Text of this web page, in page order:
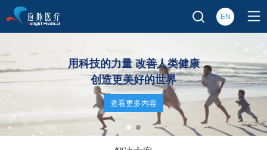
EN
用科技的力量 改善人类健康
创造更美好的世界
查看更多内容